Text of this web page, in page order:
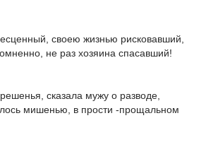
своею жизнью рисковавший,
не раз хозяина спасавший!
сказала мужу о разводе,
мишенью, в прости -прощальном